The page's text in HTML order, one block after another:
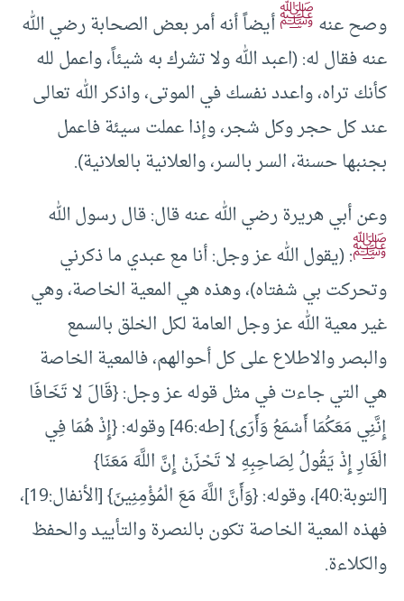
وصح عنهﷺأيضاً أنه أمر بعض الصحابة رضي الله
عنه فقال له: (اعبد الله ولا تشرك به شيئاً، واعمل لله
كأنك تراه، واعدد نفسك في الموتى، واذكر الله تعالى
عند كل حجر وكل شجر، وإذا عملت سيئة فاعمل
بجنبها حسنة، السر بالسر، والعلانية بالعلانية).
وعن أبي هريرة رضي الله عنه قال: قال رسول الله
ﷺ: (يقول الله عز وجل: أنا مع عبدي ما ذكرني
وتحركت بي شفتاه)، وهذه هي المعية الخاصة، وهي
غير معية الله عز وجل العامة لكل الخلق بالسمع
والبصر والاطلاع على كل أحوالهم، فالمعية الخاصة
هي التي جاءت في مثل قوله عز وجل: {قَالَ لا تَخَافَا
إِنَّنِي مَعَكُمَا أَسْمَعُ وَأَرَى} [طه:46] وقوله: {إِذْ هُمَا فِي
الْغَارِ إِذْ يَقُولُ لِصَاحِبِهِ لا تَحْزَنْ إِنَّ اللَّهَ مَعَنَا}
[التوبة:40]، وقوله: {وَأَنَّ اللَّهَ مَعَ الْمُؤْمِنِينَ} [الأنفال:19]،
فهذه المعية الخاصة تكون بالنصرة والتأييد والحفظ
والكلاءة.